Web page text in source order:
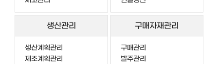
생산관리
생산계획관리
제조계획관리
구매자재관리
구매관리
발주관리